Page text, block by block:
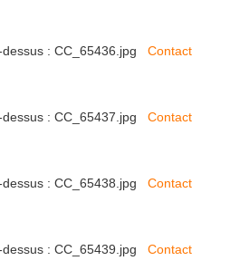
: CC_65436.jpg Contact
: CC_65437.jpg Contact
: CC_65438.jpg Contact
: CC_65439.jpg Contact